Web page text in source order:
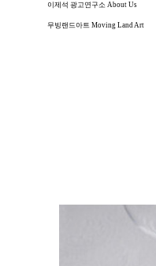
이제석 광고연구소 About Us
무빙랜드아트 Moving Land Art